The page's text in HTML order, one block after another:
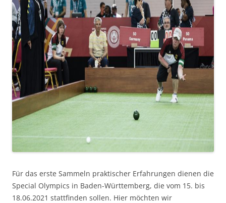
Für das erste Sammeln praktischer Erfahrungen dienen die
Special Olympics in Baden-Württemberg, die vom 15. bis
18.06.2021 stattfinden sollen. Hier möchten wir